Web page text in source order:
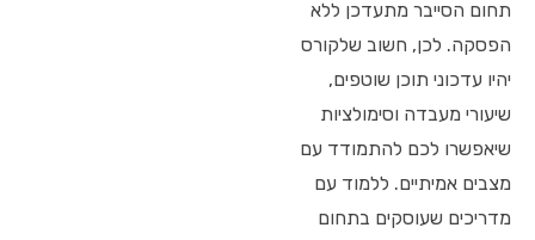
תחום הסייבר מתעדכן ללא
הפסקה. לכן, חשוב שלקורס
יהיו עדכוני תוכן שוטפים,
שיעורי מעבדה וסימולציות
שיאפשרו לכם להתמודד עם
מצבים אמיתיים. ללמוד עם
מדריכים שעוסקים בתחום